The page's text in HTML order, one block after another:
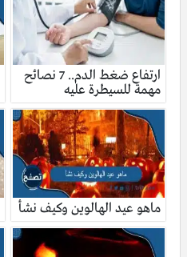
ارتفاع ضغط الدم.. 7 نصائح
مهمة للسيطرة عليه
ماهو عيد الهالوين وكيف نشأ